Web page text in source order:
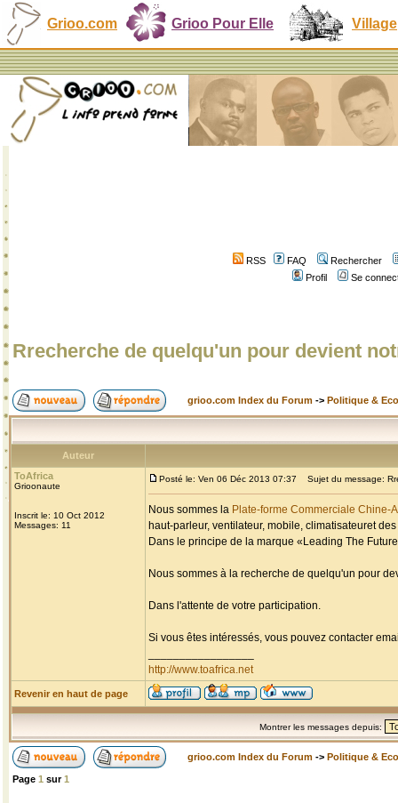
Grioo.com Grioo Pour Elle Village
RSS FAQ
Rechercher
Profil
Se
Rrecherche de quelqu'un pour devient
grioo.com Index du Forum -> Politique &
Auteur
ToAfrica
Grioonaute
Inscrit le: 10 Oct 2012
Messages: 11
Posté le: Ven 06 Déc 2013 07:37 Sujet du message:
Nous sommes la Plate-forme Commerciale Chine-
haut-parleur, ventilateur, mobile, climatisateuret
Dans le principe de la marque «Leading The
Nous sommes à la recherche de quelqu'un pour
Dans l'attente de votre participation.
Si vous êtes intéressés, vous pouvez contacter
http://www.toafrica.net
Revenir en haut de page
Montrer les messages depuis:
grioo.com Index du Forum -> Politique &
Page 1 sur1